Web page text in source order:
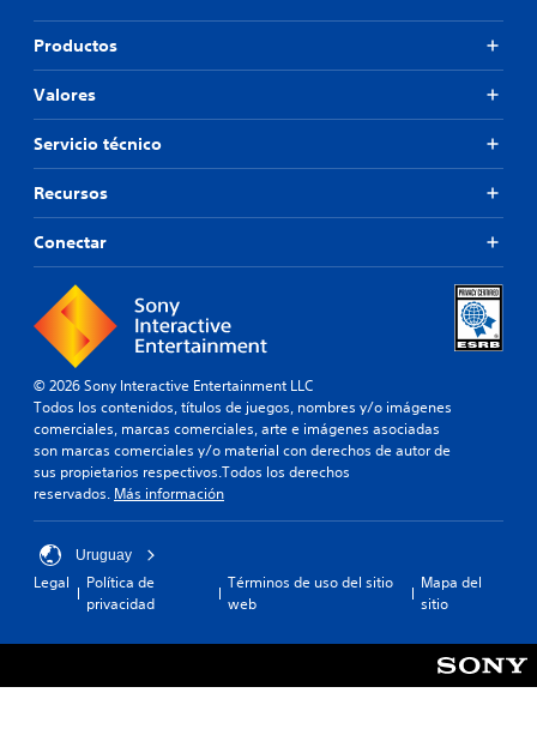
Productos
Valores
Servicio técnico
Recursos
Conectar
© 2026 Sony Interactive Entertainment LLC
Todos los contenidos, títulos de juegos, nombres y/o imágenes
comerciales, marcas comerciales, arte e imágenes asociadas
son marcas comerciales y/o material con derechos de autor de
sus propietarios respectivos.Todos los derechos
reservados. Más información
Uruguay
Legal
Política de
privacidad
Términos de uso del sitio
web
Mapa del
sitio